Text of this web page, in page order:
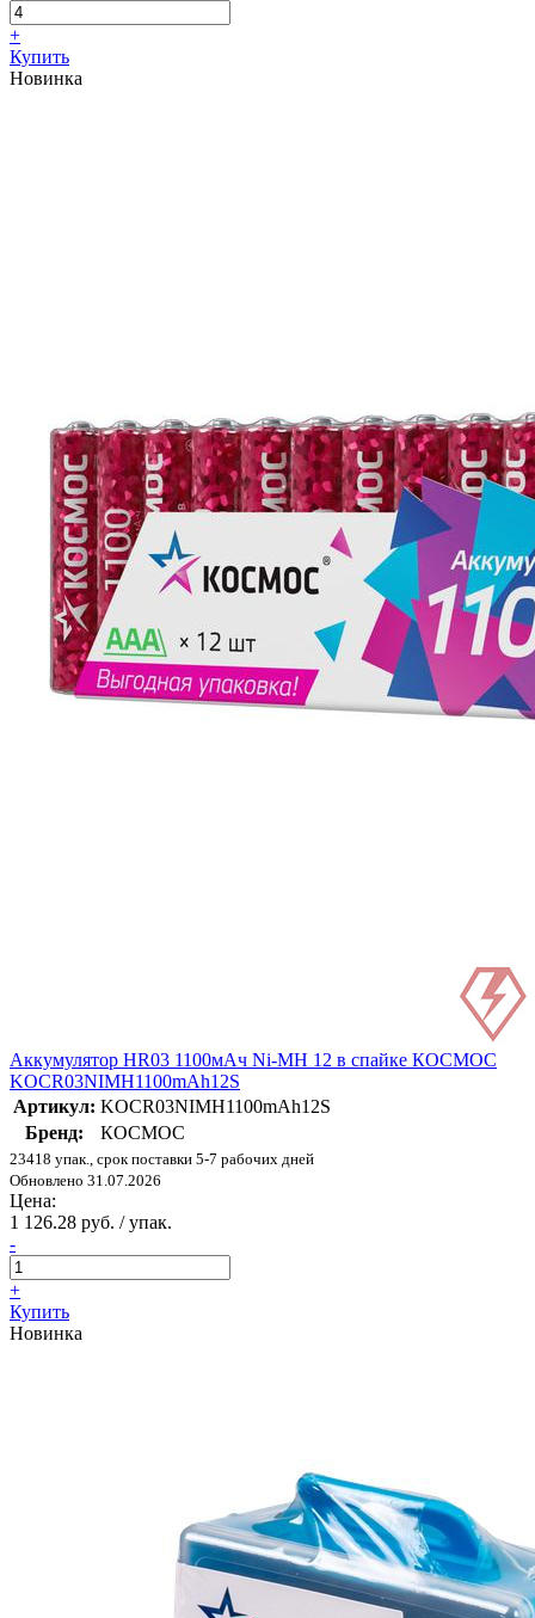
+
Купить
Новинка
Аккумулятор HR03 1100мАч Ni-MH 12 в спайке КОСМОС
KOCR03NIMH1100mAh12S
Артикул: KOCR03NIMH1100mAh12S
Бренд:
КОСМОС
23418 упак., срок поставки 5-7 рабочих дней
Обновлено 31.07.2026
Цена:
1 126.28 руб. / упак.
-
+
Купить
Новинка